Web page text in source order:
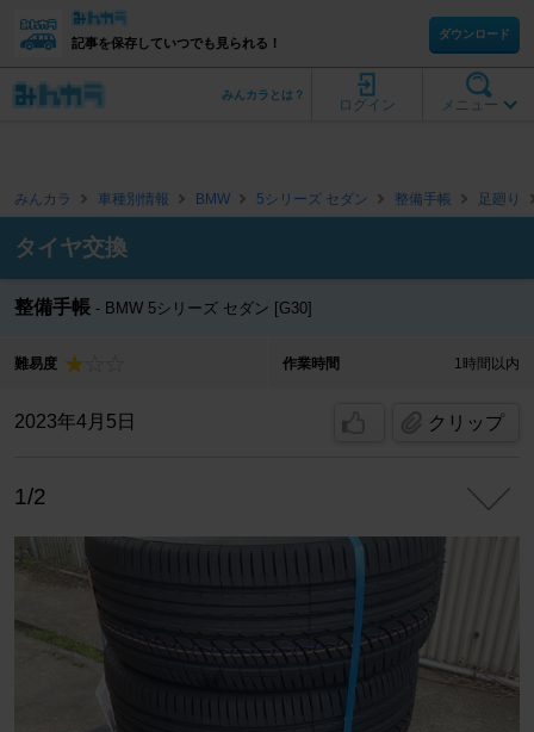
記事を保存していつでも見られる！
ダウンロード
メニュー
ログイン
みんカラとは？
みんカラ 車種別情報 BMW 5シリーズ セダン 整備手帳 足廻り
タイヤ交換
整備手帳 BMW 5シリーズ セダン [G30]
難易度 作業時間 1時間以内
2023年4月5日 クリップ
1/2